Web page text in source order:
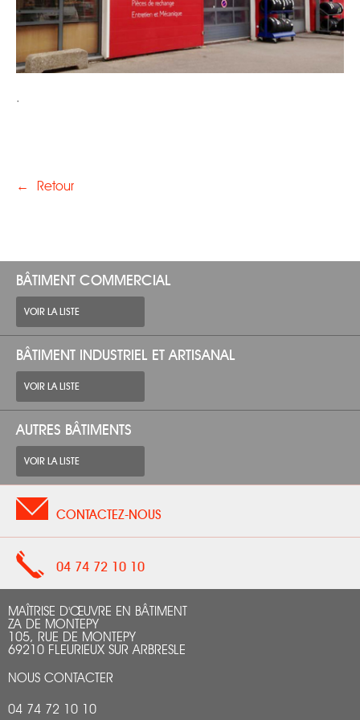
.
← Retour
BÂTIMENT COMMERCIAL
VOIR LA LISTE
BÂTIMENT INDUSTRIEL ET ARTISANAL
VOIR LA LISTE
AUTRES BÂTIMENTS
VOIR LA LISTE
CONTACTEZ-NOUS
04 74 72 10 10
MAÎTRISE D'ŒUVRE EN BÂTIMENT
ZA DE MONTEPY
105, RUE DE MONTEPY
69210 FLEURIEUX SUR ARBRESLE
NOUS CONTACTER
04 74 72 10 10